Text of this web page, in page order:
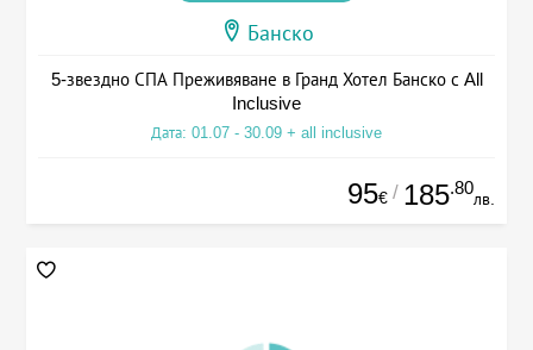
Банско
5-звездно СПА Преживяване в Гранд Хотел Банско с All
Inclusive
Дата: 01.07 - 30.09 + all inclusive
95€ / 185.80
лв.